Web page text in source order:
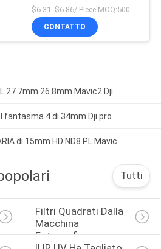
$6.31- $6.86/ Piece MOQ:500
CONTATTO
27.7mm 26.8mm Mavic2 Dji
fantasma 4 di 34mm Dji pro
di 15mm HD ND8 PL Mavic
Tutti
Filtri Quadrati Dalla
Macchina
Fotografica